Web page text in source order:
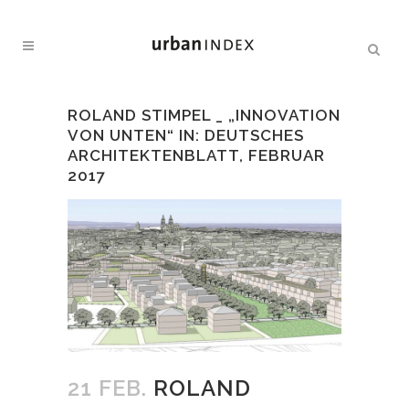
ROLAND STIMPEL _ „INNOVATION
VON UNTEN“ IN: DEUTSCHES
ARCHITEKTENBLATT, FEBRUAR
2017
21 FEB. ROLAND